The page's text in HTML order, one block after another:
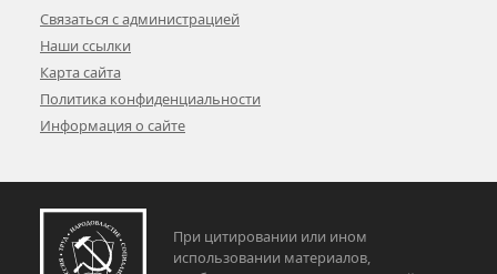
Связаться с администрацией
Наши ссылки
Карта сайта
Политика конфиденциальности
Информация о сайте
При цитировании или ином
использовании материалов,